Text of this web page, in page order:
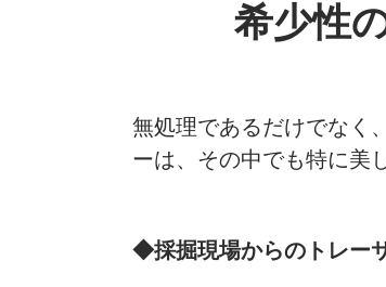
希少性
無処理であるだけでなく
ーは、その中でも特に美
◆採掘現場からのトレー